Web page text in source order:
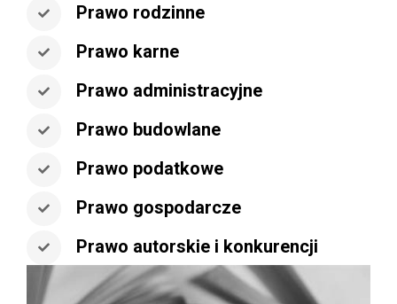
Prawo rodzinne
Prawo karne
Prawo administracyjne
Prawo budowlane
Prawo podatkowe
Prawo gospodarcze
Prawo autorskie i konkurencji